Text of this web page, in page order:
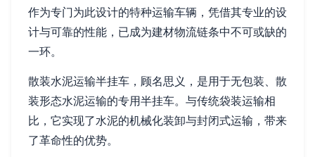
作为专门为此设计的特种运输车辆，凭借其专业的设
计与可靠的性能，已成为建材物流链条中不可或缺的
一环。
散装水泥运输半挂车，顾名思义，是用于无包装、散
装形态水泥运输的专用半挂车。与传统袋装运输相
比，它实现了水泥的机械化装卸与封闭式运输，带来
了革命性的优势。